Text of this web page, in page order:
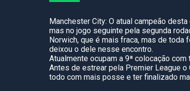
Manchester City: O atual campeão
mas no jogo seguinte pela segunda
Norwich, que é mais fraca, mas de toda
deixou o dele nesse encontro.
Atualmente ocupam a 9ª colocação com
Antes de estrear pela Premier League
todo com mais posse e ter finalizado